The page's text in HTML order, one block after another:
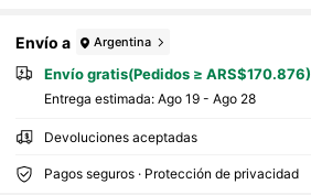
Envío a Argentina
Envío gratis(Pedidos ≥ ARS$170.876)
Entrega estimada: Ago 19 - Ago 28
Devoluciones aceptadas
Pagos seguros · Protección de privacidad